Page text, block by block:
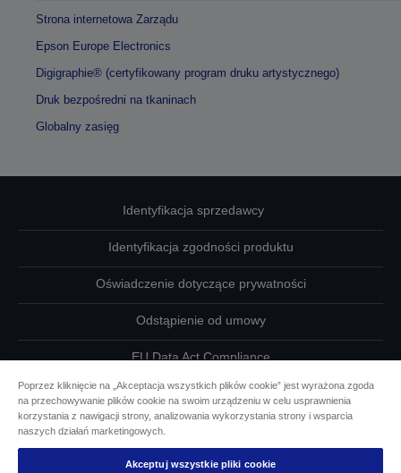
Strona internetowa Zarządu
Epson Europe Electronics
Digigraphie® (certyfikowany program druku artystycznego)
Druk bezpośredni na tkaninach
Globalny zasięg
Identyfikacja sprzedawcy
Identyfikacja zgodności produktu
Oświadczenie dotyczące prywatności
Odstąpienie od umowy
EU Data Act Compliance
Skontaktuj się z nami w sprawie swoich danych
Informacje o plikach cookie
Działania firmy Epson na rzecz dostępności
Poprzez kliknięcie na „Akceptacja wszystkich plików cookie” jest wyrażona zgoda
na przechowywanie plików cookie na swoim urządzeniu w celu usprawnienia
korzystania z nawigacji strony, analizowania wykorzystania strony i wsparcia
naszych działań marketingowych.
Akceptuj wszystkie pliki cookie